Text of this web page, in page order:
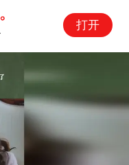
打开